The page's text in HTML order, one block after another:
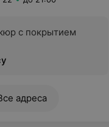
с покрытием
адреса